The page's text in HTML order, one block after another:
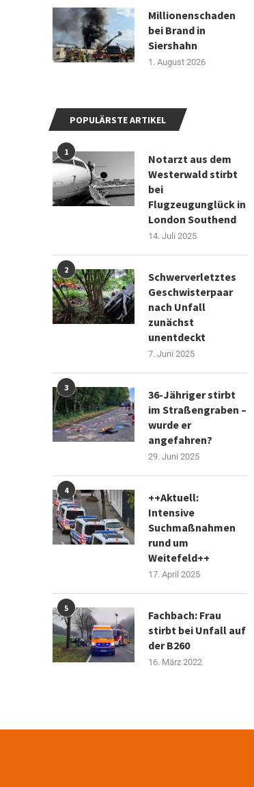
Millionenschaden
bei Brand in
Siershahn
1. August 2026
POPULÄRSTE ARTIKEL
1
Notarzt aus dem
Westerwald stirbt
bei
Flugzeugunglück in
London Southend
14. Juli 2025
2
Schwerverletztes
Geschwisterpaar
nach Unfall
zunächst
unentdeckt
7. Juni 2025
3
36-Jähriger stirbt
im Straßengraben –
wurde er
angefahren?
29. Juni 2025
4
++Aktuell:
Intensive
Suchmaßnahmen
rund um
Weitefeld++
17. April 2025
5
Fachbach: Frau
stirbt bei Unfall auf
der B260
16. März 2022